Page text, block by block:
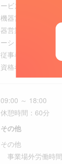
ービス系）、学術/
機器営業（非立会
器営業（DMR含む
ーションスペシャ
従事者／看護師（
資格者その他
09:00 ～ 18:00
休憩時間：60分
その他
その他
事業場外労働時